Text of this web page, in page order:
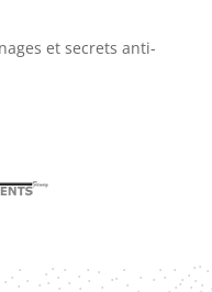
et secrets anti-